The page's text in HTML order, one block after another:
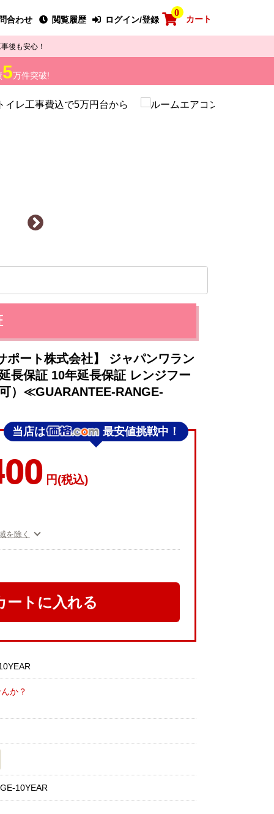
合わせ 閲覧履歴 ログイン/登録
0
カート
後も安心！
5万件突破!
ポート株式会社】 ジャパンワラン
長保証 10年延長保証 レンジフー
）≪GUARANTEE-RANGE-
当店は 最安値挑戦中！
円(税込)
を除く
ートに入れる
か？
10YEAR